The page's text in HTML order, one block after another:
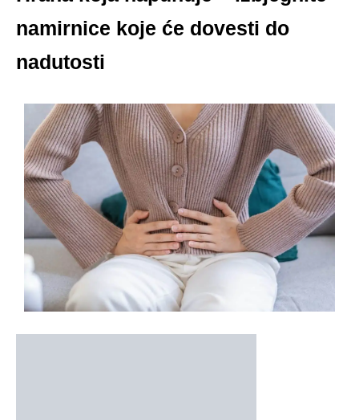
namirnice koje će dovesti do
nadutosti